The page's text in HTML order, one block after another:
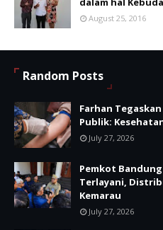
August 25, 2016
Random Posts
Farhan
Publik:
July 27, 2026
Pemkot
Terlayani,
Kemarau
July 27, 2026